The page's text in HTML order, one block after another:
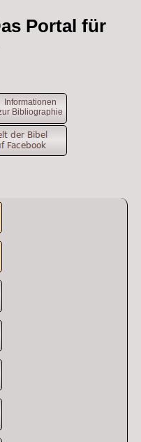
Portal für
Informationen
Bibliographie